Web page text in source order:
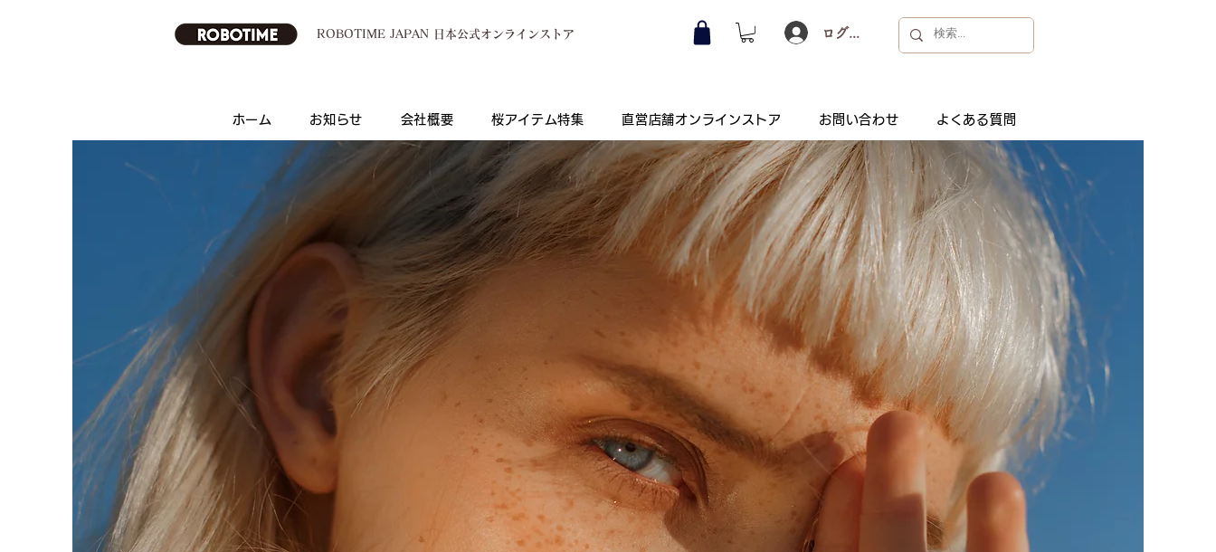
ROBOTIME JAPAN 日本公式オンラインストア ログイン
ホーム お知らせ 会社概要 桜アイテム特集 直営店舗オンラインストア お問い合わせ よくある質問